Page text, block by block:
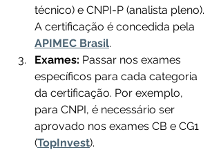
técnico) e CNPI-P (analista pleno).
A certificação é concedida pela
APIMEC Brasil.
Exames: Passar nos exames
específicos para cada categoria
da certificação. Por exemplo,
para CNPI, é necessário ser
aprovado nos exames CB e CG1
(TopInvest).